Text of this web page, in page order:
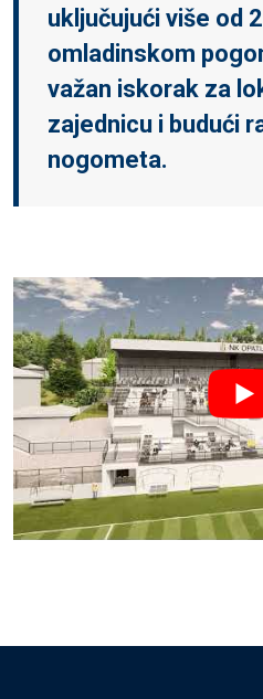
uključujući više od
omladinskom
važan iskorak za
zajednicu i budući
nogometa.